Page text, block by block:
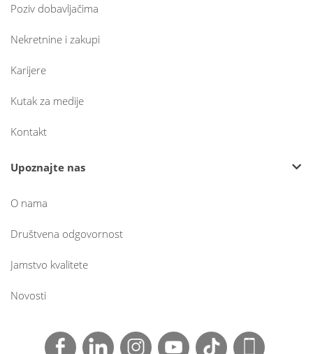
Poziv dobavljačima
Nekretnine i zakupi
Karijere
Kutak za medije
Kontakt
Upoznajte nas
O nama
Društvena odgovornost
Jamstvo kvalitete
Novosti